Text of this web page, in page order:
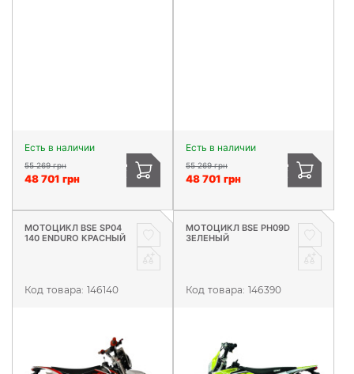
Есть в наличии
55 269 грн
48 701 грн
Есть в наличии
55 269 грн
48 701 грн
МОТОЦИКЛ BSE SP04
140 ENDURO КРАСНЫЙ
Код товара: 146140
МОТОЦИКЛ BSE PH09D
ЗЕЛЕНЫЙ
Код товара: 146390